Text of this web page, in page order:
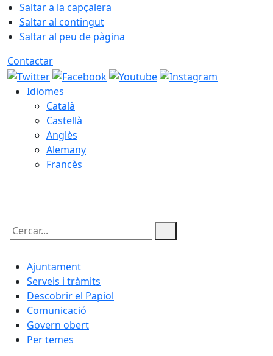
Saltar a la capçalera
Saltar al contingut
Saltar al peu de pàgina
Contactar
Idiomes
Català
Castellà
Anglès
Alemany
Francès
Cercar:
Ajuntament
Serveis i tràmits
Descobrir el Papiol
Comunicació
Govern obert
Per temes